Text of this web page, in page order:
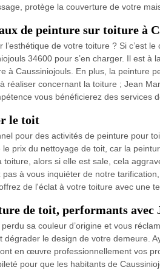
protège la couverture de votre
de peinture sur toiture à
l’esthétique de votre toiture ? Si c’est
34600 pour s’en charger. Il est à
à Caussiniojouls. En plus, la peinture
réaliser concernant la toiture ; Jean
vous bénéficierez des services
le toit
pour des activités de peinture pour
le prix du nettoyage de toit, car la
alors si elle est sale, cela
pas à vous inquiéter de notre
de l'éclat à votre toiture avec une
de toit, performants avec
sa couleur d’origine et vous
dégrader le design de votre demeure.
en œuvre professionnellement vos
pour que les habitants de